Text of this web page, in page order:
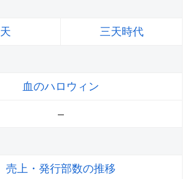
三天時代
血のハロウィン
–
売上・発行部数の推移